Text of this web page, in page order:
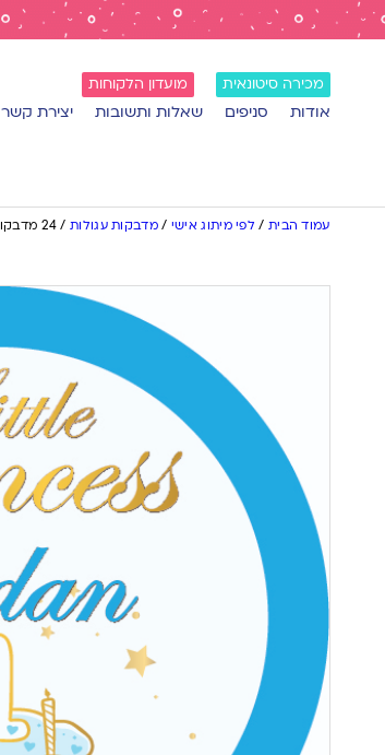
מכירה סיטונאית מועדון הלקוחות
אודות סניפים שאלות ותשובות יצירת קשר
עמוד הבית / לפי מיתוג אישי /מדבקות עגולות/ 24 מדבקות עגולות- מיתוג יום הולדת שנה בנים